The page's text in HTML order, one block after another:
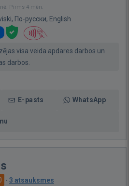
Pirms 4 mēn.
По-русски, English
visa veida apdares darbos un
darbos.
E-pasts WhatsApp
· 3 atsauksmes